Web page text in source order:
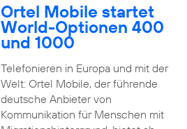
Ortel Mobile startet
World-Optionen 400
und 1000
Telefonieren in Europa und mit der
Welt: Ortel Mobile, der führende
deutsche Anbieter von
Kommunikation für Menschen mit